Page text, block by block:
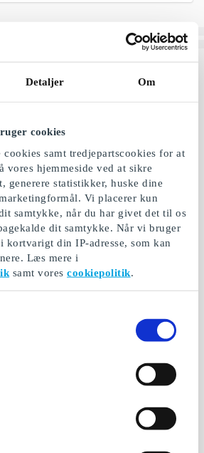
Detaljer Om
cookies
samt tredjepartscookies for at
vores hjemmeside ved at sikre
generere statistikker, huske dine
Vi placerer kun
samtykke, når du har givet det til os
dit samtykke. Når vi bruger
kortvarigt din IP-adresse, som kan
Læs mere i
samt vorescookiepolitik.